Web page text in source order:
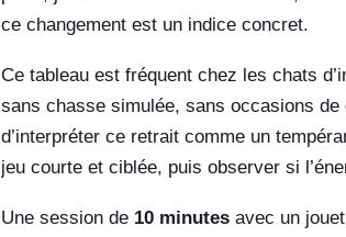
ce changement est un indice concret.
Ce tableau est fréquent chez les chats
sans chasse simulée, sans occasions de
d’interpréter ce retrait comme un
jeu courte et ciblée, puis observer si
Une session de 10 minutes avec un